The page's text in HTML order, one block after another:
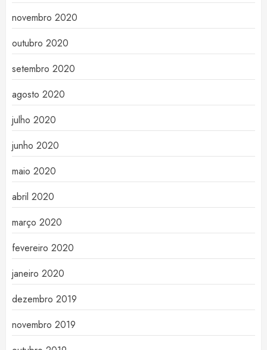
novembro 2020
outubro 2020
setembro 2020
agosto 2020
julho 2020
junho 2020
maio 2020
abril 2020
março 2020
fevereiro 2020
janeiro 2020
dezembro 2019
novembro 2019